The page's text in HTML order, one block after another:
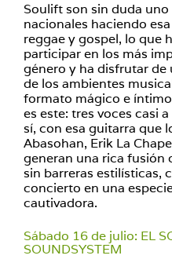
Soulift son sin duda
nacionales haciendo
reggae y gospel, lo que
participar en los más
género y ha disfrutar
de los ambientes
formato mágico e
es este: tres voces casi
sí, con esa guitarra que
Abasohan, Erik La
generan una rica fusión
sin barreras estilísticas,
concierto en una
cautivadora.
Sábado 16 de julio: EL
SOUNDSYSTEM